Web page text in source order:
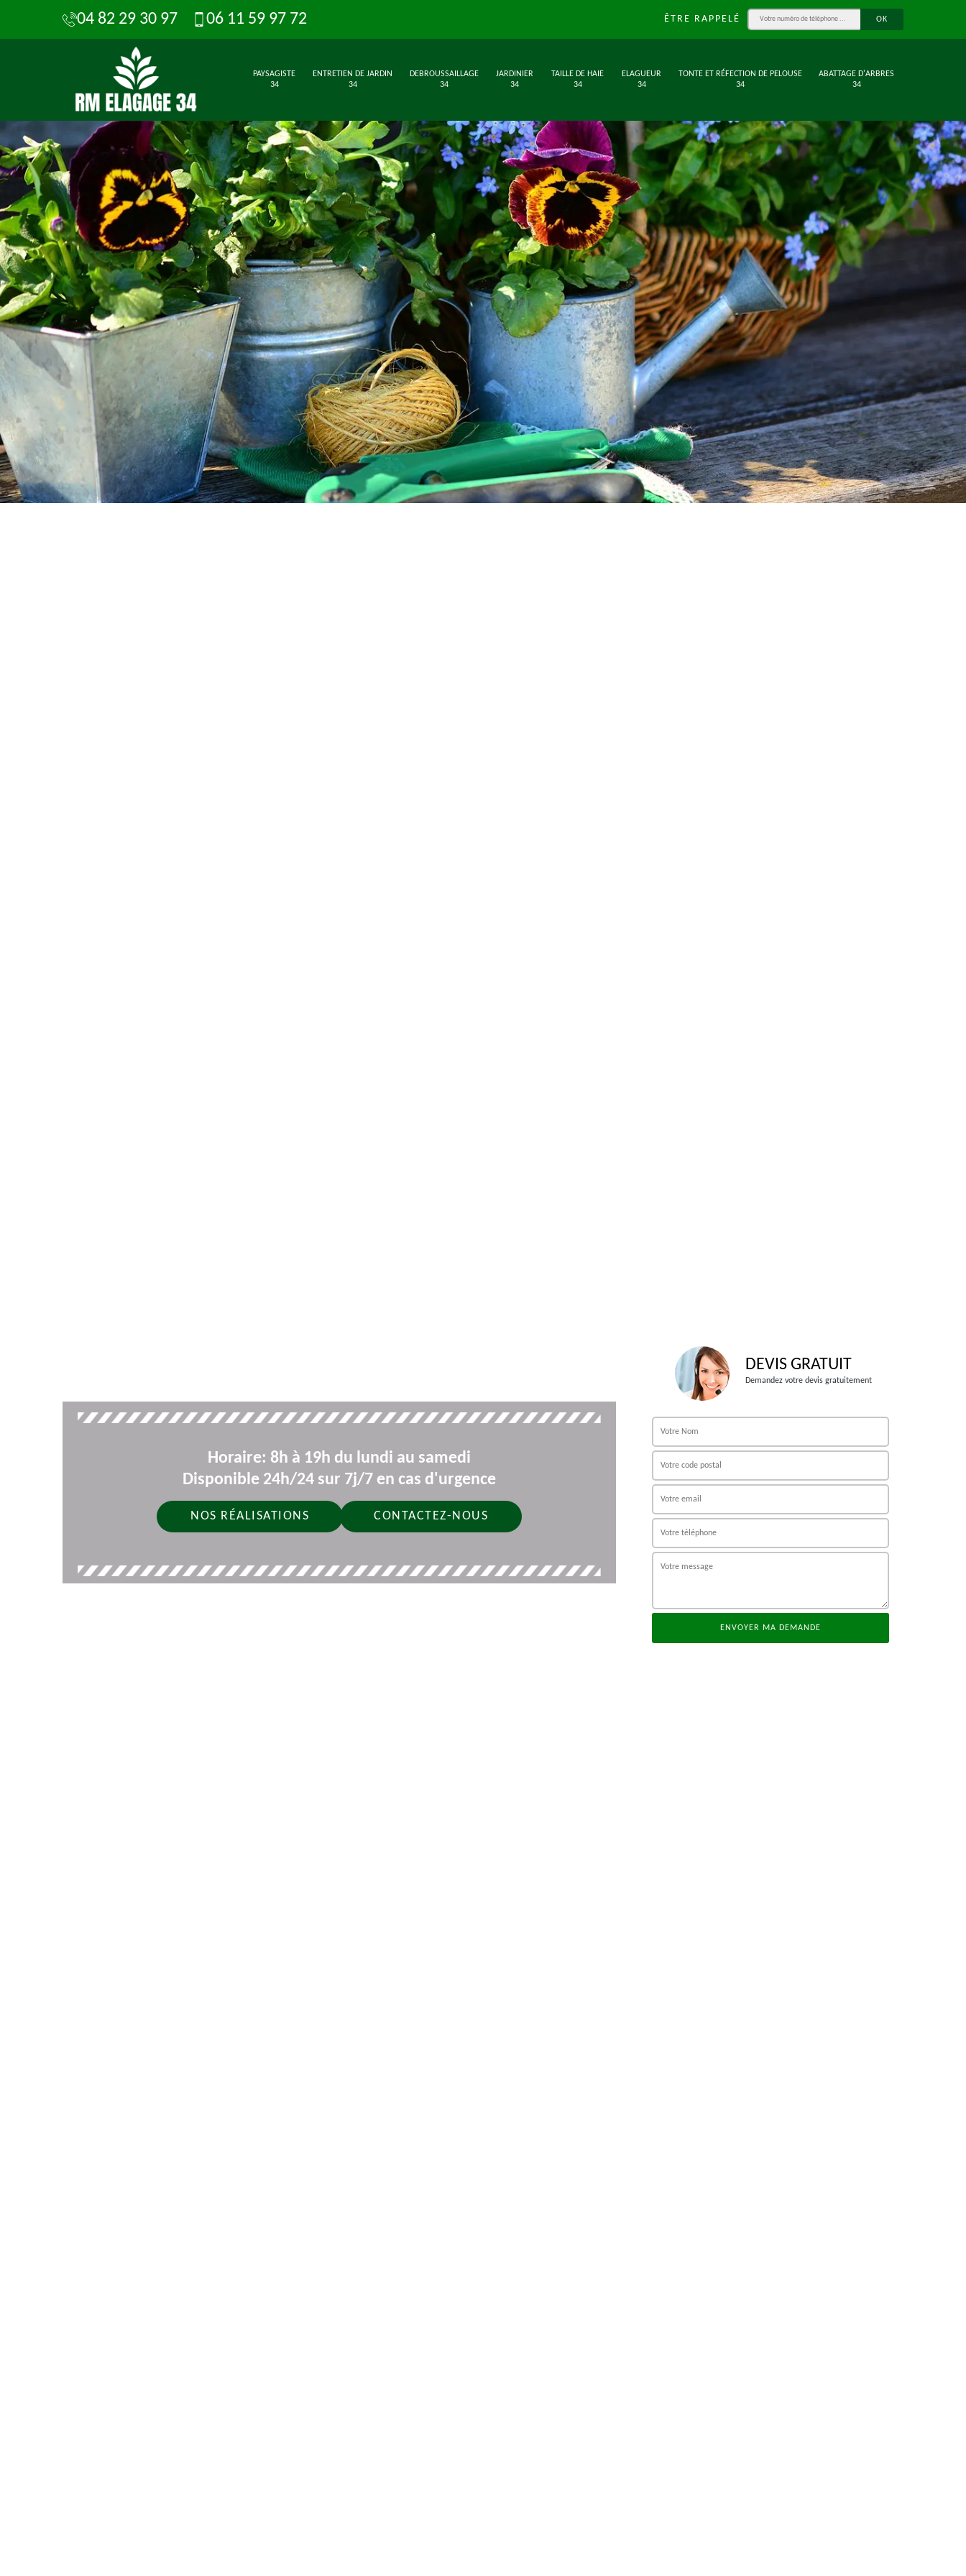
04 82 29 30 97 06 11 59 97 72 ÊTRE RAPPELÉ
PAYSAGISTE
34
ENTRETIEN DE JARDIN
34
DEBROUSSAILLAGE
34
JARDINIER
34
TAILLE DE HAIE
34
ELAGUEUR
34
TONTE ET RÉFECTION DE PELOUSE
34
ABATTAGE D'ARBRES
34
Horaire: 8h à 19h du lundi au samedi
Disponible 24h/24 sur 7j/7 en cas d'urgence
NOS RÉALISATIONS CONTACTEZ-NOUS
DEVIS GRATUIT
Demandez votre devis gratuitement